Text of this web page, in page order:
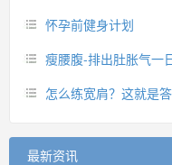
怀孕前健身计划
瘦腰腹-排出肚胀气一
怎么练宽肩？这就是答
最新资讯